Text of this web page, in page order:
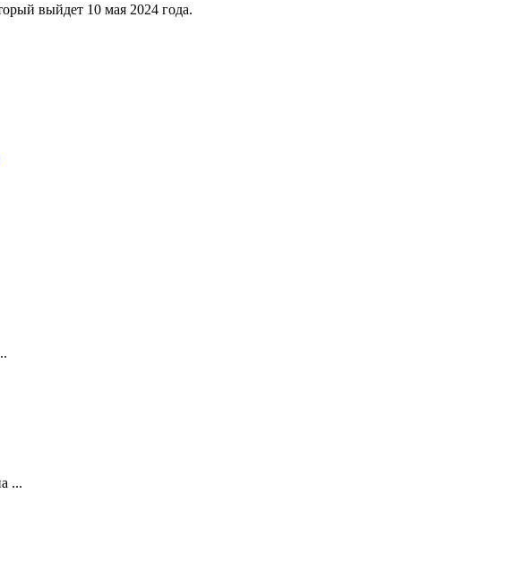
выйдет 10 мая 2024 года.
...